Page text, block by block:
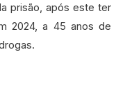
prisão, após este ter
2024, a 45 anos de